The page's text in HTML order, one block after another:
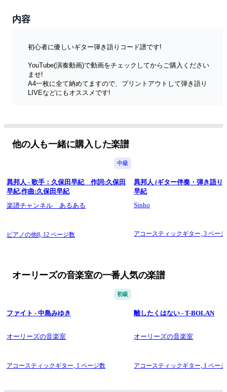
内容
初心者に優しいギター弾き語りコード譜です!
YouTube(演奏動画)で動画をチェックしてからご購入ください
ませ!
A4一枚に全て納めてますので、プリントアウトして弾き語り
LIVEなどにもオススメです!
F-A
▶︎弾き語り一覧表🎵
https://theollies.xyz/olliesnoonngakusitu/
※動画とコード譜を検索できます!
アレンジしてますので原曲とコードが異なります。。
他の人も一緒に購入した楽譜
中級
異邦人 - 歌手：久保田早紀 作詞:久保田
早紀,作曲:久保田早紀
楽譜チャンネル あるある
ピアノの他8, 12 ページ数
異邦人 (ギター伴奏・弾き語り)
早紀
Sinho
アコースティックギター,3 ペー
オーリーズの音楽室の一番人気の楽譜
初級
ファイト - 中島みゆき
オーリーズの音楽室
アコースティックギター, 1 ページ数
離したくはない - T-BOLAN
オーリーズの音楽室
アコースティックギター, 1 ペー